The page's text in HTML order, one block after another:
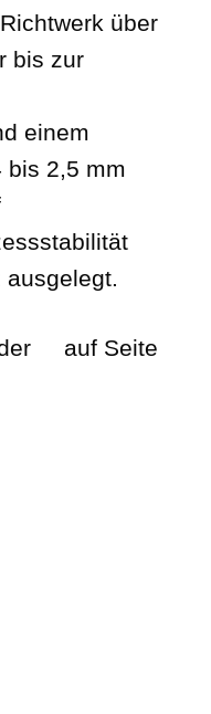
über
bis zur
einem
bis 2,5 mm
ausgelegt.
auf Seite